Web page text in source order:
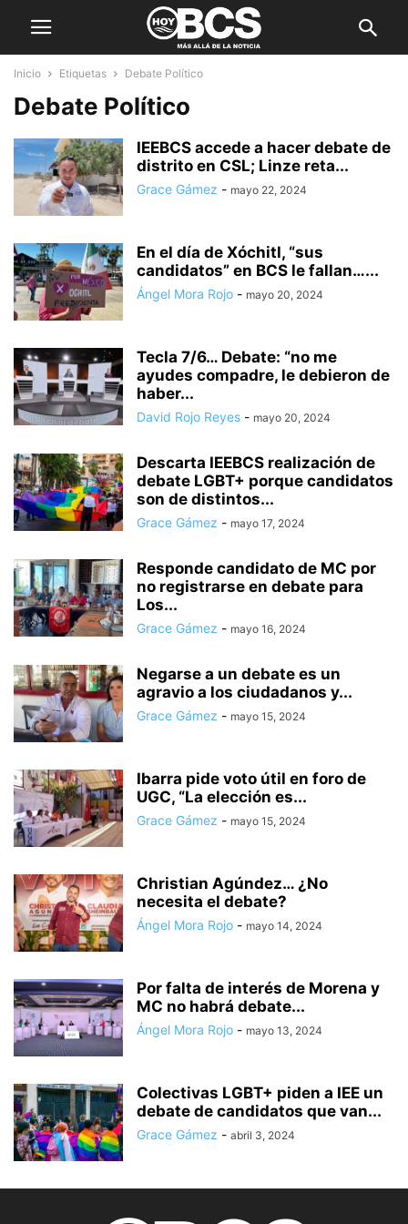
Inicio Etiquetas Debate Político
Debate Político
IEEBCS accede a hacer debate de
distrito en CSL; Linze reta...
Grace Gámez - mayo 22, 2024
En el día de Xóchitl, “sus
candidatos” en BCS le fallan…...
Ángel Mora Rojo - mayo 20, 2024
Tecla 7/6… Debate: “no me
ayudes compadre, le debieron de
haber...
David Rojo Reyes - mayo 20, 2024
Descarta IEEBCS realización de
debate LGBT+ porque candidatos
son de distintos...
Grace Gámez - mayo 17, 2024
Responde candidato de MC por
no registrarse en debate para
Los...
Grace Gámez - mayo 16, 2024
Negarse a un debate es un
agravio a los ciudadanos y...
Grace Gámez - mayo 15, 2024
Ibarra pide voto útil en foro de
UGC, “La elección es...
Grace Gámez - mayo 15, 2024
Christian Agúndez… ¿No
necesita el debate?
Ángel Mora Rojo - mayo 14, 2024
Por falta de interés de Morena y
MC no habrá debate...
Ángel Mora Rojo - mayo 13, 2024
Colectivas LGBT+ piden a IEE un
debate de candidatos que van...
Grace Gámez - abril 3, 2024